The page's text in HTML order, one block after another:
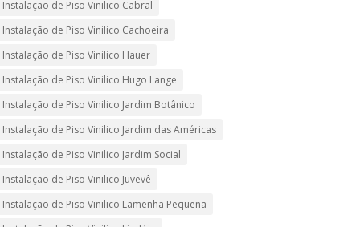
Instalação de Piso Vinilico Cabral
Instalação de Piso Vinilico Cachoeira
Instalação de Piso Vinilico Hauer
Instalação de Piso Vinilico Hugo Lange
Instalação de Piso Vinilico Jardim Botânico
Instalação de Piso Vinilico Jardim das Américas
Instalação de Piso Vinilico Jardim Social
Instalação de Piso Vinilico Juvevê
Instalação de Piso Vinilico Lamenha Pequena